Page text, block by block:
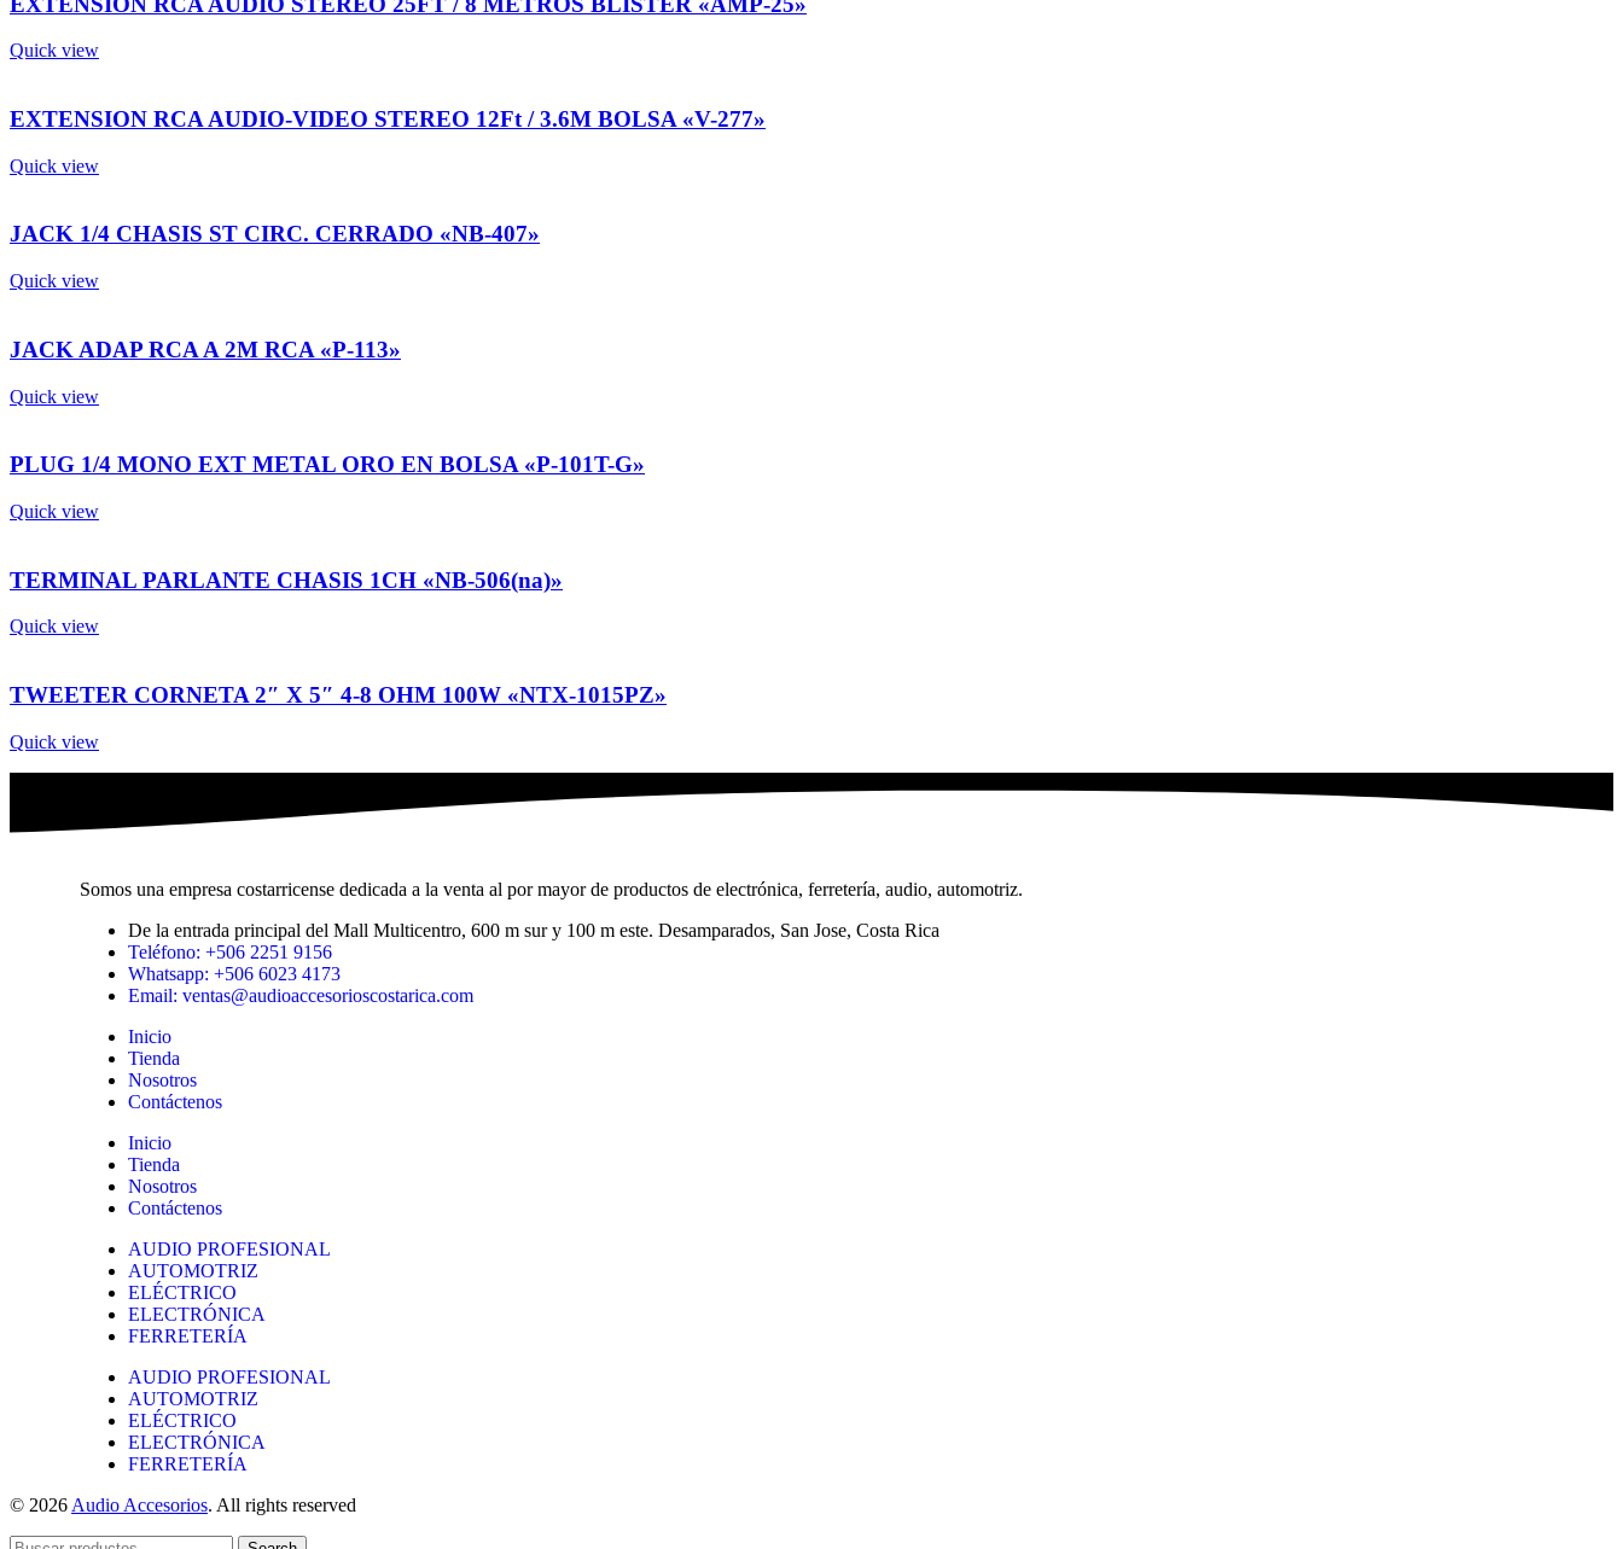
Quick view
EXTENSION RCA AUDIO-VIDEO STEREO 12Ft / 3.6M BOLSA «V-277»
Quick view
JACK 1/4 CHASIS ST CIRC. CERRADO «NB-407»
Quick view
JACK ADAP RCA A 2M RCA «P-113»
Quick view
PLUG 1/4 MONO EXT METAL ORO EN BOLSA «P-101T-G»
Quick view
TERMINAL PARLANTE CHASIS 1CH «NB-506(na)»
Quick view
TWEETER CORNETA 2″ X 5″ 4-8 OHM 100W «NTX-1015PZ»
Quick view
Somos una empresa costarricense dedicada a la venta al por mayor de productos de electrónica, ferretería, audio, automotriz.
De la entrada principal del Mall Multicentro, 600 m sur y 100 m este. Desamparados, San Jose, Costa Rica
Teléfono: +506 2251 9156
Whatsapp: +506 6023 4173
Email: ventas@audioaccesorioscostarica.com
Inicio
Tienda
Nosotros
Contáctenos
Inicio
Tienda
Nosotros
Contáctenos
AUDIO PROFESIONAL
AUTOMOTRIZ
ELÉCTRICO
ELECTRÓNICA
FERRETERÍA
AUDIO PROFESIONAL
AUTOMOTRIZ
ELÉCTRICO
ELECTRÓNICA
FERRETERÍA
© 2026 Audio Accesorios. All rights reserved